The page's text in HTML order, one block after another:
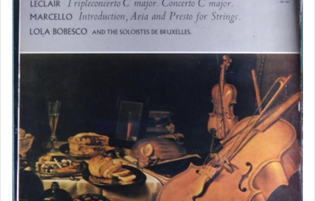
耳機-GRADO
耳機-飛利浦Philips
耳機-PaMu
耳機-SOUNDPEATS
耳機-SHURE
耳機-SENNHEISER
補結帳專用(非該帳號勿下標)